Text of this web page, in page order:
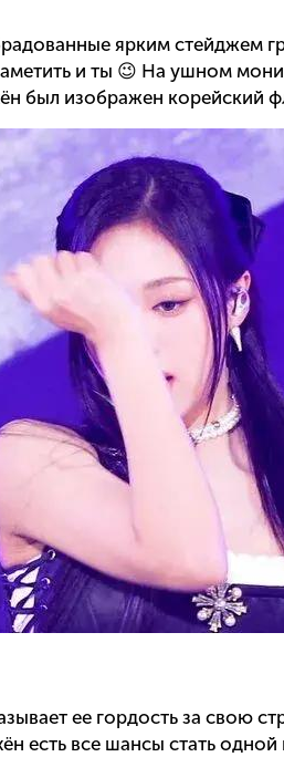
ярким стейджем
и ты 😉 На ушном
был изображен корейский
ее гордость за свою
есть все шансы стать одной